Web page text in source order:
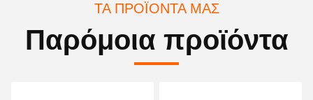
ΤΑ ΠΡΟΪΌΝΤΑ ΜΑΣ
Παρόμοια προϊόντα